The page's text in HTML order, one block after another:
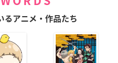
るアニメ・作品たち